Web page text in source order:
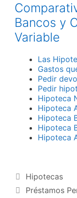
Bancos y
Variable
Las
Gastos
Pedir
Pedir
Hipoteca
Hipoteca
Hipoteca
Hipoteca
Hipoteca
Categorías
Hipotecas
Préstamos